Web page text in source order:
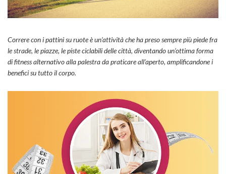
Correre con i pattini su ruote è un’attività che ha preso sempre più piede fra
le strade, le piazze, le piste ciclabili delle città, diventando un’ottima forma
di fitness alternativo alla palestra da praticare all’aperto, amplificandone i
benefici su tutto il corpo.